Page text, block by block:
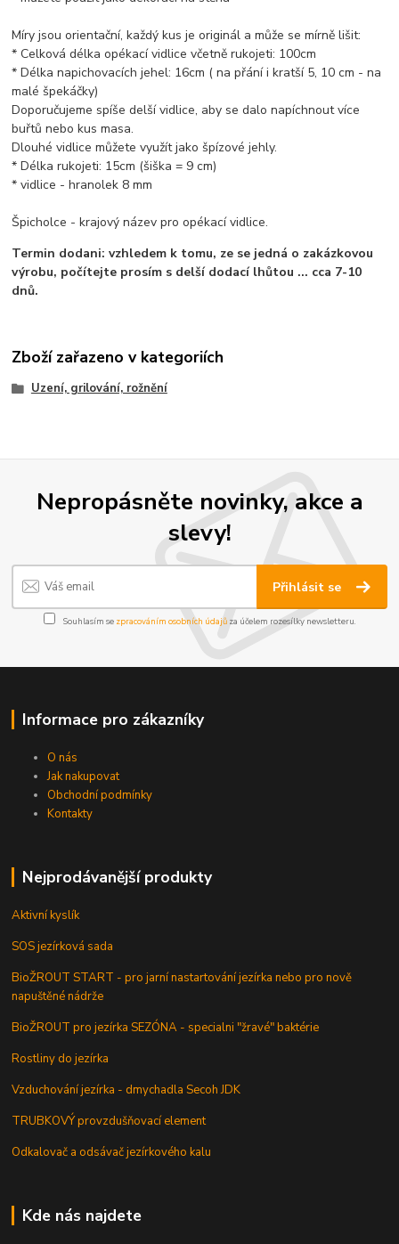
Míry jsou orientační, každý kus je originál a může se mírně lišit:
* Celková délka opékací vidlice včetně rukojeti: 100cm
* Délka napichovacích jehel: 16cm ( na přání i kratší 5, 10 cm - na
malé špekáčky)
Doporučujeme spíše delší vidlice, aby se dalo napíchnout více
buřtů nebo kus masa.
Dlouhé vidlice můžete využít jako špízové jehly.
* Délka rukojeti: 15cm (šiška = 9 cm)
* vidlice - hranolek 8 mm
Špicholce - krajový název pro opékací vidlice.
Termin dodani: vzhledem k tomu, ze se jedná o zakázkovou
výrobu, počítejte prosím s delší dodací lhůtou ... cca 7-10
dnů.
Zboží zařazeno v kategoriích
Uzení, grilování, rožnění
Nepropásněte novinky, akce a
slevy!
Přihlásit se
Souhlasím se zpracováním osobních údajůza účelem rozesílky newsletteru.
Informace pro zákazníky
O nás
Jak nakupovat
Obchodní podmínky
Kontakty
Nejprodávanější produkty
Aktivní kyslík
SOS jezírková sada
BioŽROUT START - pro jarní nastartování jezírka nebo pro nově
napuštěné nádrže
BioŽROUT pro jezírka SEZÓNA - specialni "žravé" baktérie
Rostliny do jezírka
Vzduchování jezírka - dmychadla Secoh JDK
TRUBKOVÝ provzdušňovací element
Odkalovač a odsávač jezírkového kalu
Kde nás najdete